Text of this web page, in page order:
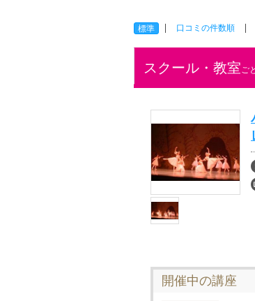
標準 口コミの件数順
スクール・教室ご
開催中の講座